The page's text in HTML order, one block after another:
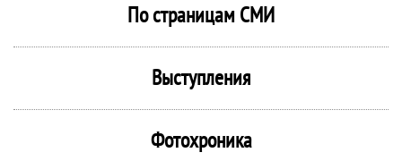
По страницам СМИ
Выступления
Фотохроника